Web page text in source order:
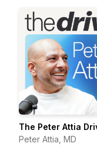
The Peter Attia
Peter Attia, MD